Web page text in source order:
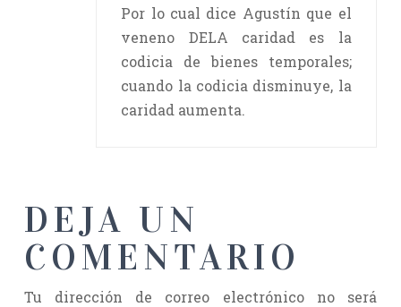
Por lo cual dice Agustín que el
veneno DELA caridad es la
codicia de bienes temporales;
cuando la codicia disminuye, la
caridad aumenta.
DEJA UN
COMENTARIO
Tu dirección de correo electrónico no será